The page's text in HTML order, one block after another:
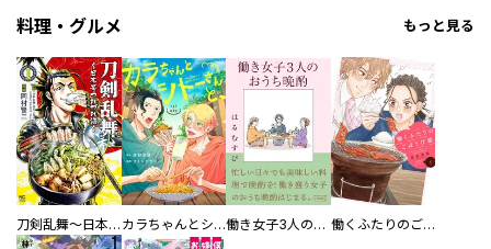
料理・グルメ もっと見る
刀剣乱舞～日本号つれづれ酒～ カラちゃんとシトーさんと、 【分冊版】 働き女子3人のおうち晩酌 働くふたりのごほうび飯